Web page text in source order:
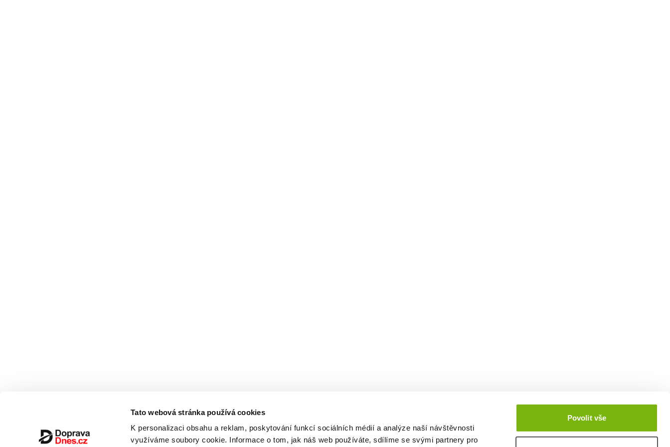
Tato webová stránka používá cookies
K personalizaci obsahu a reklam, poskytování funkcí sociálních médií a analýze naší návštěvnosti
využíváme soubory cookie. Informace o tom, jak náš web používáte, sdílíme se svými partnery pro
Povolit vše